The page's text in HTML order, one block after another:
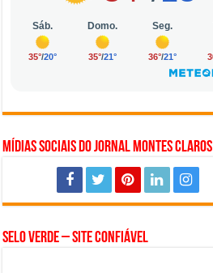
Mídias Sociais do Jornal Montes Claros
Selo Verde – Site Confiável